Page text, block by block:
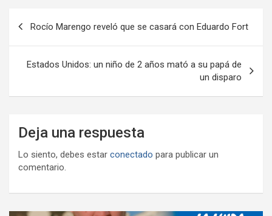
k
p
ail
tir
entradas
Rocío Marengo reveló que se casará con Eduardo Fort
Estados Unidos: un niño de 2 años mató a su papá de
un disparo
Deja una respuesta
Lo siento, debes estar conectado para publicar un
comentario.